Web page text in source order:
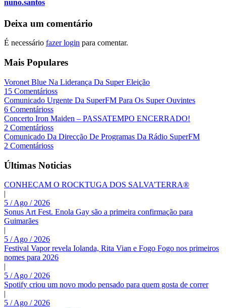
nuno.santos
Deixa um comentário
É necessário fazer login para comentar.
Mais Populares
Voronet Blue Na Liderança Da Super Eleição
15 Comentárioss
Comunicado Urgente Da SuperFM Para Os Super Ouvintes
6 Comentárioss
Concerto Iron Maiden – PASSATEMPO ENCERRADO!
2 Comentárioss
Comunicado Da Direcção De Programas Da Rádio SuperFM
2 Comentárioss
Últimas Noticias
CONHEÇAM O ROCKTUGA DOS SALVA’TERRA®
|
5 / Ago / 2026
Sonus Art Fest. Enola Gay são a primeira confirmação para
Guimarães
|
5 / Ago / 2026
Festival Vapor revela Iolanda, Rita Vian e Fogo Fogo nos primeiros
nomes para 2026
|
5 / Ago / 2026
Spotify criou um novo modo pensado para quem gosta de correr
|
5 / Ago / 2026